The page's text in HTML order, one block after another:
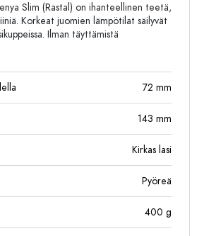
Slim (Rastal) on ihanteellinen teetä,
Korkeat juomien lämpötilat säilyvät
Ilman täyttämistä
72 mm
143 mm
Kirkas lasi
Pyöreä
400 g